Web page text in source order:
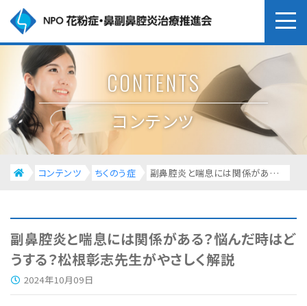
CONTENTS
コンテンツ
コンテンツ ちくのう症 副鼻腔炎と喘息には関係がある？悩んだ時はどうする？松根彰志先生がやさしく解説
副鼻腔炎と喘息には関係がある？悩んだ時はど
うする？松根彰志先生がやさしく解説
2024年10月09日